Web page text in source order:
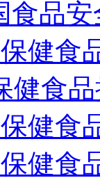
食品
健食
健食
健食
健食